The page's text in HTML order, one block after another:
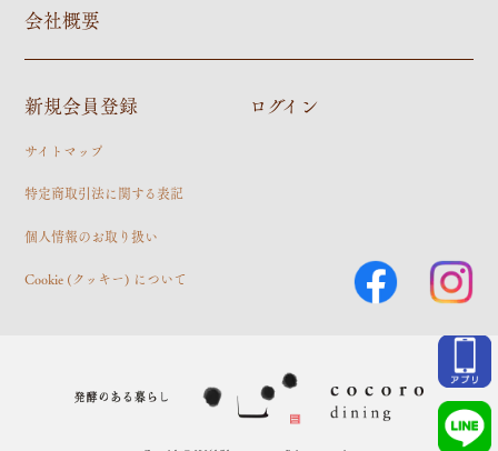
会社概要
新規会員登録 ログイン
サイトマップ
特定商取引法に関する表記
個人情報のお取り扱い
Cookie (クッキー) について